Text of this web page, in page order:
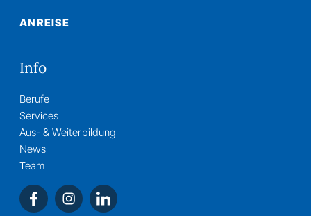
ANREISE
Info
Berufe
Services
Aus- & Weiterbildung
News
Team